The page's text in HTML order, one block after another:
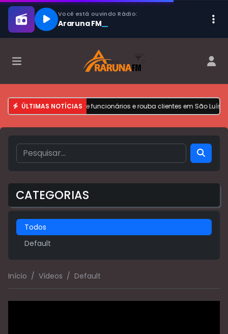
ÚLTIMAS NOTÍCIAS
oficina de motos, agride funcionários e rouba clientes em São Luís
CATEGORIAS
Todos
Default
Início Vídeos Default